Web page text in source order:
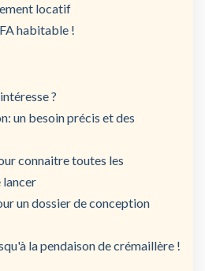
locatif
habitable !
?
un besoin précis et des
connaitre toutes les
lancer
un dossier de conception
la pendaison de crémaillère !